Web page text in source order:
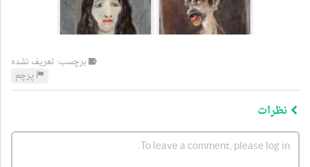
برچسب: تعریف نشده
پرچم
نظرات